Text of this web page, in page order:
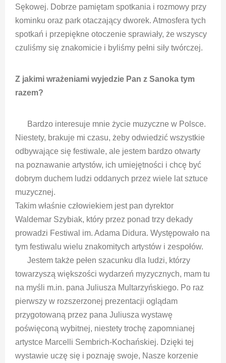
Sękowej. Dobrze pamiętam spotkania i rozmowy przy
kominku oraz park otaczający dworek. Atmosfera tych
spotkań i przepiękne otoczenie sprawiały, że wszyscy
czuliśmy się znakomicie i byliśmy pełni siły twórczej.
Z jakimi wrażeniami wyjedzie Pan z Sanoka tym
razem?
Bardzo interesuje mnie życie muzyczne w Polsce.
Niestety, brakuje mi czasu, żeby odwiedzić wszystkie
odbywające się festiwale, ale jestem bardzo otwarty
na poznawanie artystów, ich umiejętności i chcę być
dobrym duchem ludzi oddanych przez wiele lat sztuce
muzycznej.
Takim właśnie człowiekiem jest pan dyrektor
Waldemar Szybiak, który przez ponad trzy dekady
prowadzi Festiwal im. Adama Didura. Występowało na
tym festiwalu wielu znakomitych artystów i zespołów.
Jestem także pełen szacunku dla ludzi, którzy
towarzyszą większości wydarzeń myzycznych, mam tu
na myśli m.in. pana Juliusza Multarzyńskiego. Po raz
pierwszy w rozszerzonej prezentacji oglądam
przygotowaną przez pana Juliusza wystawę
poświęconą wybitnej, niestety trochę zapomnianej
artystce Marcelli Sembrich-Kochańskiej. Dzięki tej
wystawie uczę się i poznaję swoje, Nasze korzenie